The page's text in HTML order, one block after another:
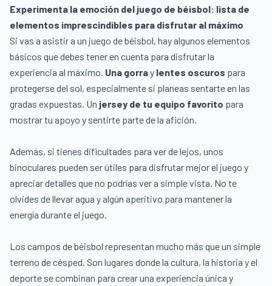
Experimenta la emoción del juego de béisbol: lista de
elementos imprescindibles para disfrutar al máximo
Si vas a asistir a un juego de béisbol, hay algunos elementos
básicos que debes tener en cuenta para disfrutar la
experiencia al máximo. Una gorray lentes oscuros para
protegerse del sol, especialmente si planeas sentarte en las
gradas expuestas. Un jersey de tu equipo favorito para
mostrar tu apoyo y sentirte parte de la afición.
Además, si tienes dificultades para ver de lejos, unos
binoculares pueden ser útiles para disfrutar mejor el juego y
apreciar detalles que no podrías ver a simple vista. No te
olvides de llevar agua y algún aperitivo para mantener la
energía durante el juego.
Los campos de béisbol representan mucho más que un simple
terreno de césped. Son lugares donde la cultura, la historia y el
deporte se combinan para crear una experiencia única y